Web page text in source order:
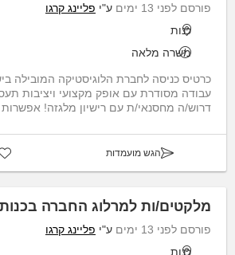
פורסם לפני 13 ימים ע"י פליינג קרגו
כנות
משרה מלאה
כרטיס כניסה לחברת הלוגיסטיקה המובילה
עבודה מסודרת עם אופק מקצועי ויציבות
דרוש/ה מחסנאי/ת עם רישיון מלגזה! אפשרות
הגש מועמדות
מלקטים/ות למרלוג החברה בכנות
פורסם לפני 13 ימים ע"י פליינג קרגו
כנות